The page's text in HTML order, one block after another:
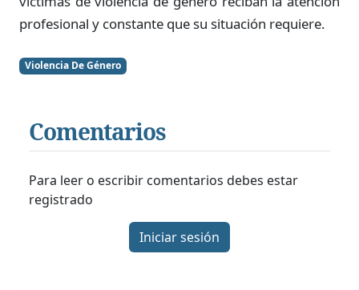
profesional y constante que su situación requiere.
Violencia De Género
Comentarios
Para leer o escribir comentarios debes estar
registrado
Iniciar sesión